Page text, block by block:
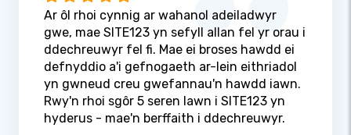
Ar ôl rhoi cynnig ar wahanol adeiladwyr
gwe, mae SITE123 yn sefyll allan fel yr orau i
ddechreuwyr fel fi. Mae ei broses hawdd ei
defnyddio a'i gefnogaeth ar-lein eithriadol
yn gwneud creu gwefannau'n hawdd iawn.
Rwy'n rhoi sgôr 5 seren lawn i SITE123 yn
hyderus - mae'n berffaith i ddechreuwyr.